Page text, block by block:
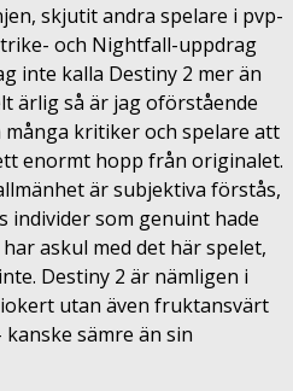
skjutit andra spelare i pvp-
och Nightfall-uppdrag
inte kalla Destiny 2 mer än
ärlig så är jag oförstående
många kritiker och spelare att
enormt hopp från originalet.
är subjektiva förstås,
individer som genuint hade
askul med det här spelet,
Destiny 2 är nämligen i
utan även fruktansvärt
sämre än sin